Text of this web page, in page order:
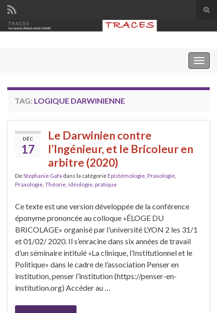
Search for:
TAG: LOGIQUE DARWINIENNE
DÉC
17
Le Darwinien contre
l’Ingénieur, et le Bricoleur en
arbitre (2020)
DeStephanie Gafa dans la catégorieEpistémologie Praxologie
Praxologie Théorie, idéologie, pratique
Ce texte est une version développée de la conférence
éponyme prononcée au colloque «ÉLOGE DU
BRICOLAGE» organisé par l’université LYON 2 les 31/1
et 01/02/ 2020. Il s’enracine dans six années de travail
d’un séminaire intitulé «La clinique, l’Institutionnel et le
Politique» dans le cadre de l’association Penser en
institution, penser l’institution (https://penser-en-
institution.org) Accéder au …